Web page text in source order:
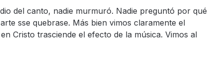
del canto, nadie murmuró. Nadie preguntó por qué
sse quebrase. Más bien vimos claramente el
Cristo trasciende el efecto de la música. Vimos al